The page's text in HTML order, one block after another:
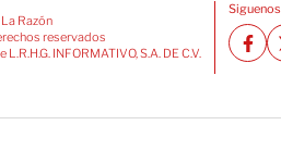
Razón
reservados
INFORMATIVO, S.A. DE C.V.